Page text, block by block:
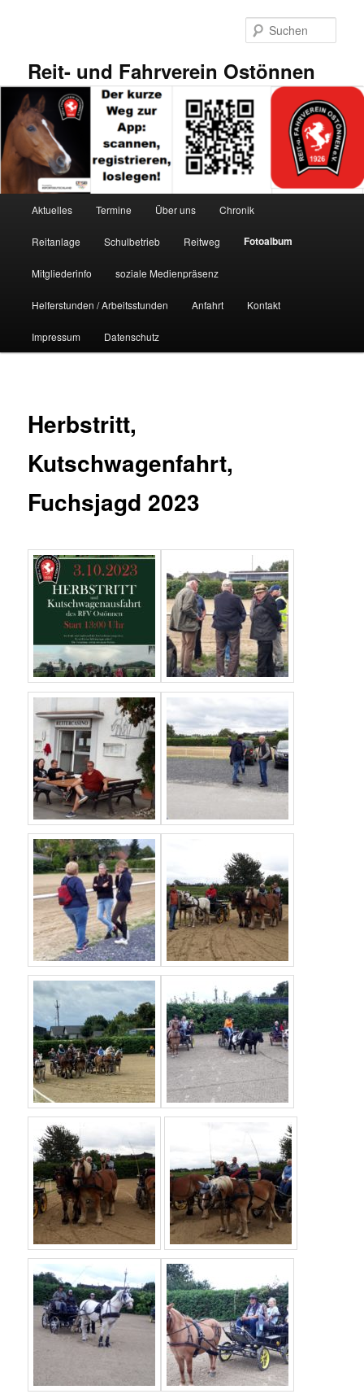
Reit- und Fahrverein Ostönnen
Aktuelles Termine Über uns Chronik
Reitanlage Schulbetrieb Reitweg Fotoalbum
Mitgliederinfo soziale Medienpräsenz
Helferstunden / Arbeitsstunden Anfahrt Kontakt
Impressum Datenschutz
Herbstritt,
Kutschwagenfahrt,
Fuchsjagd 2023